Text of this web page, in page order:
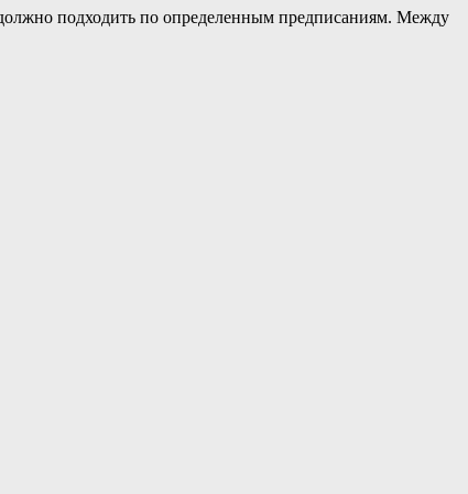
подходить по определенным предписаниям. Между